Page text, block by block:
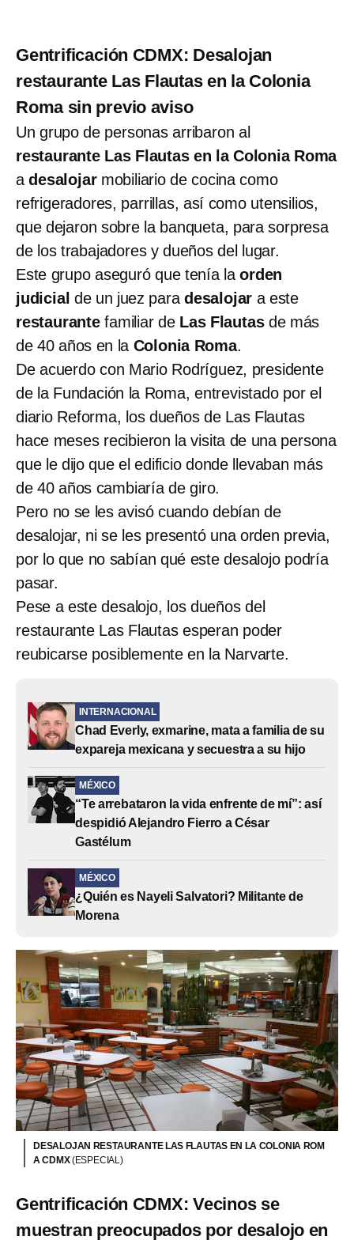
Gentrificación CDMX: Desalojan
restaurante Las Flautas en la Colonia
Roma sin previo aviso
Un grupo de personas arribaron al
restaurante Las Flautas en la Colonia Roma
adesalojarmobiliario de cocina como
refrigeradores, parrillas, así como utensilios,
que dejaron sobre la banqueta, para sorpresa
de los trabajadores y dueños del lugar.
Este grupo aseguró que tenía laorden
judicial de un juez paradesalojar a este
restaurantefamiliar de Las Flautasde más
de 40 años en la Colonia Roma.
De acuerdo con Mario Rodríguez, presidente
de la Fundación la Roma, entrevistado por el
diario Reforma, los dueños de Las Flautas
hace meses recibieron la visita de una persona
que le dijo que el edificio donde llevaban más
de 40 años cambiaría de giro.
Pero no se les avisó cuando debían de
desalojar, ni se les presentó una orden previa,
por lo que no sabían qué este desalojo podría
pasar.
Pese a este desalojo, los dueños del
restaurante Las Flautas esperan poder
reubicarse posiblemente en la Narvarte.
INTERNACIONAL
Chad Everly, exmarine, mata a familia de su
expareja mexicana y secuestra a su hijo
MÉXICO
“Te arrebataron la vida enfrente de mí”: así
despidió Alejandro Fierro a César
Gastélum
MÉXICO
¿Quién es Nayeli Salvatori? Militante de
Morena
DESALOJAN RESTAURANTE LAS FLAUTAS EN LA COLONIA ROM
A CDMX(ESPECIAL)
Gentrificación CDMX: Vecinos se
muestran preocupados por desalojo en